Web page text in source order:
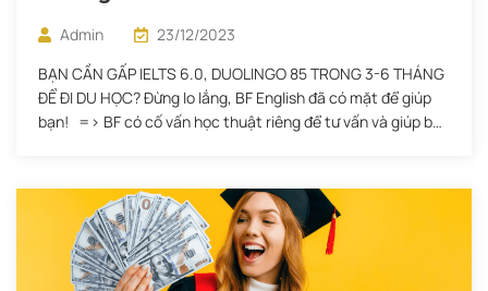
Admin
23/12/2023
BẠN CẦN GẤP IELTS 6.0, DUOLINGO 85 TRONG 3-6 THÁNG
ĐỂ ĐI DU HỌC? Đừng lo lắng, BF English đã có mặt để giúp
bạn! => BF có cố vấn học thuật riêng để tư vấn và giúp bạn